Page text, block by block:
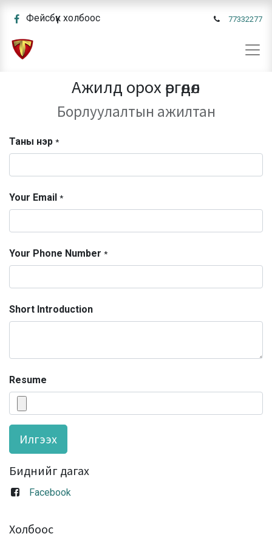
Фейсбүүк холбоос 77332277
Ажилд орох өргөдөл
Борлуулалтын ажилтан
Таны нэр *
Your Email *
Your Phone Number *
Short Introduction
Resume
Илгээх
Биднийг дагах
Facebook
Холбоос